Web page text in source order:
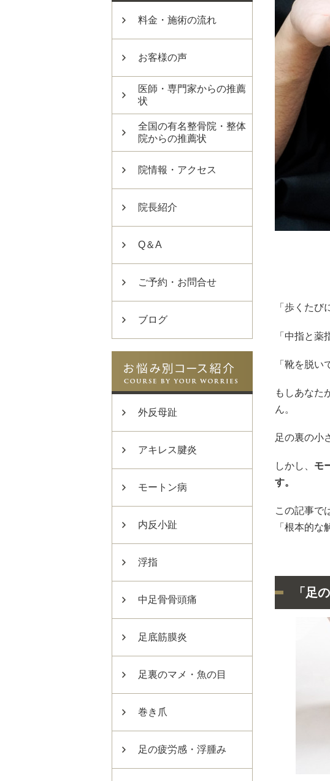
料金・施術の流れ
お客様の声
医師・専門家からの推薦
状
全国の有名整骨院・整体
院からの推薦状
院情報・アクセス
院長紹介
Q＆A
ご予約・お問合せ
ブログ
外反母趾
アキレス腱炎
モートン病
内反小趾
浮指
中足骨骨頭痛
足底筋膜炎
足裏のマメ・魚の目
巻き爪
足の疲労感・浮腫み
「歩くた
「中指と
「靴を脱い
もしあなた
ん。
足の裏の小
しかし、 モ
す。
この記事で
「根本的な
「足